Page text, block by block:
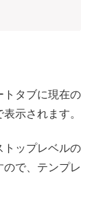
トタブに現在の
示されます。
トップレベルの
で、テンプレ